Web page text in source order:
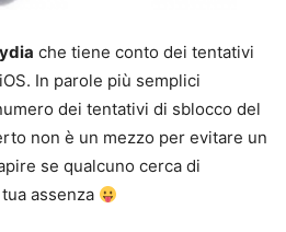
che tiene conto dei tentativi
In parole più semplici
dei tentativi di sblocco del
non è un mezzo per evitare un
se qualcuno cerca di
assenza